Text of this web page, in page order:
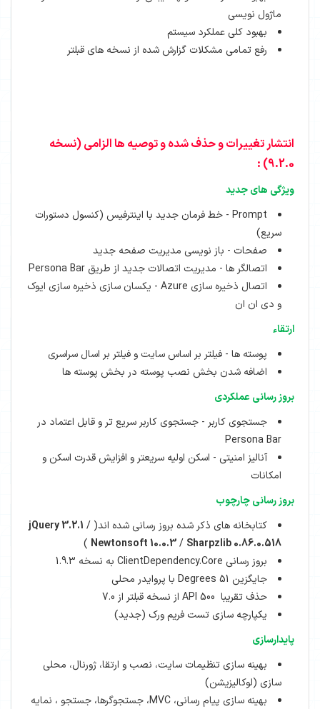
ماژول نویسی
بهبود کلی عملکرد سیستم
رفع تمامی مشکلات گزارش شده از نسخه های قبلتر
انتشار تغییرات و حذف شده و توصیه ها الزامی (نسخه
9.2.0) :
ویژگی های جدید
Prompt - خط فرمان جدید با اینترفیس (کنسول دستورات
سریع)
صفحات - باز نویسی مدیریت صفحه جدید
اتصالگر ها - مدیریت اتصالات جدید از طریق Persona Bar
اتصال ذخیره سازی Azure - یکسان سازی ذخیره سازی ایوک
و دی ان ان
ارتقاء
پوسته ها - فیلتر بر اساس سایت و فیلتر بر اسال سراسری
اضافه شدن بخش نصب پوسته در بخش پوسته ها
بروز رسانی عملکردی
جستجوی کاربر - جستجوی کاربر سریع تر و قابل اعتماد در
Persona Bar
آنالیز امنیتی - اسکن اولیه سریعتر و افزایش قدرت اسکن و
امکانات
بروز رسانی چارچوب
کتابخانه های ذکر شده بروز رسانی شده اند(
jQuery 3.2.1 /
Newtonsoft 10.0.3/ Sharpzlib 0.86.0.518
)
بروز رسانی ClientDependency.Core به نسخه 1.9.3
جایگزین 51 Degrees با پروایدر محلی
حذف تقریبا 500 API از نسخه قبلتر از 7.0
یکپارچه سازی تست فریم ورک (جدید)
پایدارسازی
بهینه سازی تنظیمات سایت، نصب و ارتقا، ژورنال، محلی
سازی (لوکالیزیشن)
بهینه سازی پیام رسانی، MVC، جستجوگرها، جستجو ، نمایه